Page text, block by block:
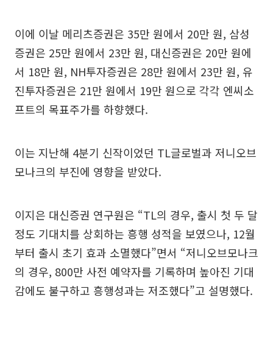
이에 이날 메리츠증권은 35만 원에서 20만 원, 삼성
증권은 25만 원에서 23만 원, 대신증권은 20만 원에
서 18만 원, NH투자증권은 28만 원에서 23만 원, 유
진투자증권은 21만 원에서 19만 원으로 각각 엔씨소
프트의 목표주가를 하향했다.
이는 지난해 4분기 신작이었던 TL글로벌과 저니오브
모나크의 부진에 영향을 받았다.
이지은 대신증권 연구원은 “TL의 경우, 출시 첫 두 달
정도 기대치를 상회하는 흥행 성적을 보였으나, 12월
부터 출시 초기 효과 소멸했다”면서 “저니오브모나크
의 경우, 800만 사전 예약자를 기록하며 높아진 기대
감에도 불구하고 흥행성과는 저조했다”고 설명했다.